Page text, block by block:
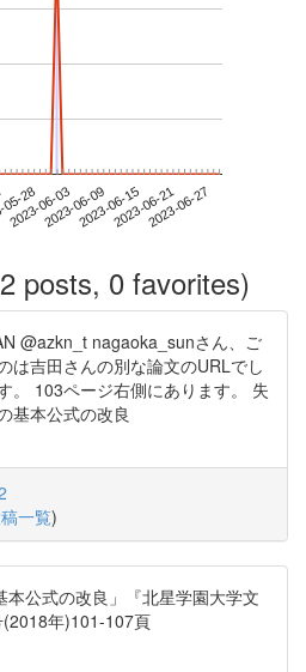
28
2023-06-032023-06-092023-06-152023-06-212023-06-27
posts, 0 favorites)
@azkn_t nagaoka_sunさん、ご
は吉田さんの別な論文のURLでし
。 103ページ右側にあります。 失
基本公式の改良
一覧)
公式の改良」『北星学園大学文
年)101-107頁